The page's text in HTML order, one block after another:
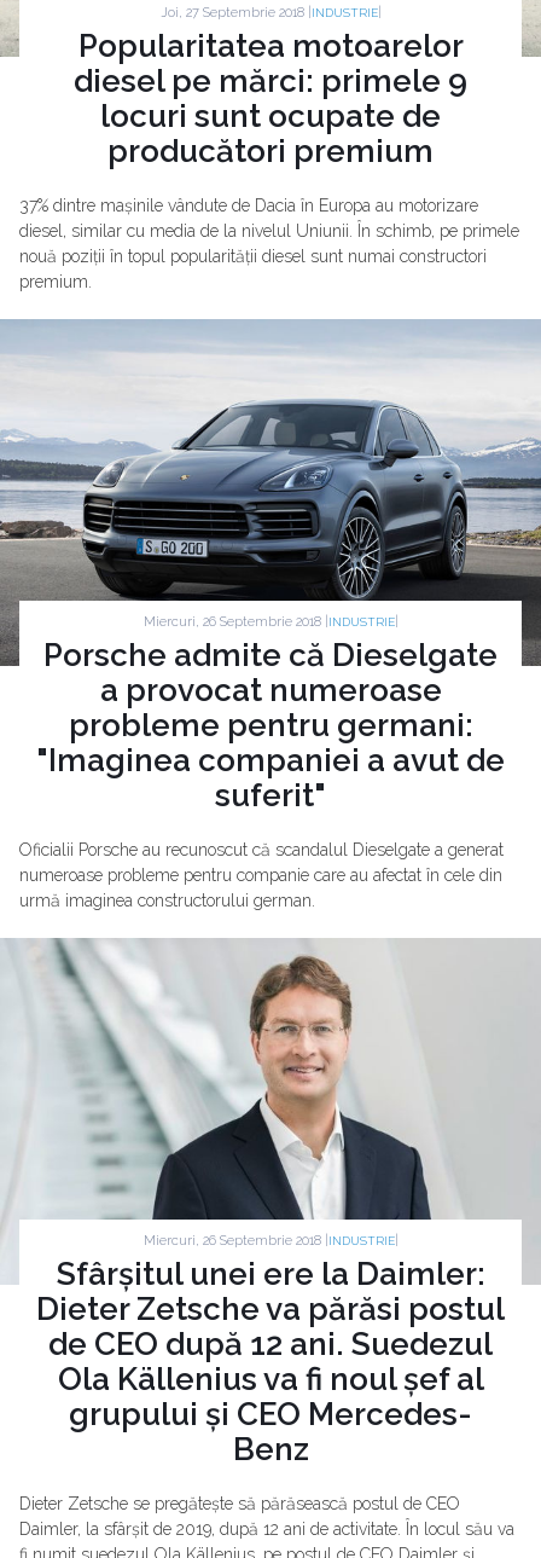
Joi, 27 Septembrie 2018 | INDUSTRIE|
Popularitatea motoarelor
diesel pe mărci: primele 9
locuri sunt ocupate de
producători premium
37% dintre mașinile vândute de Dacia în Europa au motorizare
diesel, similar cu media de la nivelul Uniunii. În schimb, pe primele
nouă poziții în topul popularității diesel sunt numai constructori
premium.
Miercuri, 26 Septembrie 2018 | INDUSTRIE|
Porsche admite că Dieselgate
a provocat numeroase
probleme pentru germani:
"Imaginea companiei a avut de
suferit"
Oficialii Porsche au recunoscut că scandalul Dieselgate a generat
numeroase probleme pentru companie care au afectat în cele din
urmă imaginea constructorului german.
Miercuri, 26 Septembrie 2018 | INDUSTRIE|
Sfârșitul unei ere la Daimler:
Dieter Zetsche va părăsi postul
de CEO după 12 ani. Suedezul
Ola Källenius va fi noul șef al
grupului și CEO Mercedes-
Benz
Dieter Zetsche se pregătește să părăsească postul de CEO
Daimler, la sfârșit de 2019, după 12 ani de activitate. În locul său va